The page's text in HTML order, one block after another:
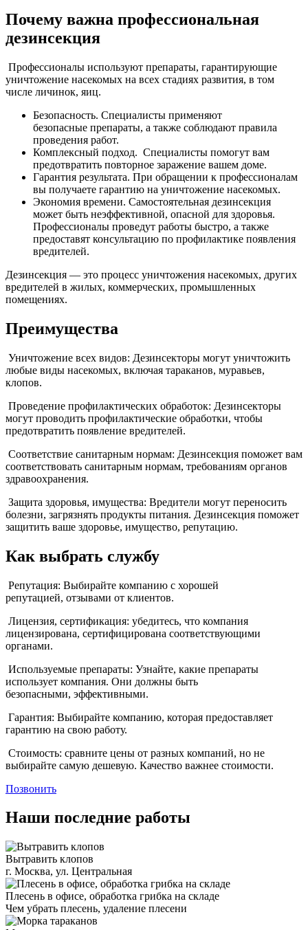
Почему важна профессиональная
дезинсекция
Профессионалы используют препараты, гарантирующие
уничтожение насекомых на всех стадиях развития, в том
числе личинок, яиц.
Безопасность. Специалисты применяют
безопасные препараты, а также соблюдают правила
проведения работ.
Комплексный подход. Специалисты помогут вам
предотвратить повторное заражение вашем доме.
Гарантия результата. При обращении к профессионалам
вы получаете гарантию на уничтожение насекомых.
Экономия времени. Самостоятельная дезинсекция
может быть неэффективной, опасной для здоровья.
Профессионалы проведут работы быстро, а также
предоставят консультацию по профилактике появления
вредителей.
Дезинсекция — это процесс уничтожения насекомых, других
вредителей в жилых, коммерческих, промышленных
помещениях.
Преимущества
Уничтожение всех видов: Дезинсекторы могут уничтожить
любые виды насекомых, включая тараканов, муравьев,
клопов.
Проведение профилактических обработок: Дезинсекторы
могут проводить профилактические обработки, чтобы
предотвратить появление вредителей.
Соответствие санитарным нормам: Дезинсекция поможет вам
соответствовать санитарным нормам, требованиям органов
здравоохранения.
Защита здоровья, имущества: Вредители могут переносить
болезни, загрязнять продукты питания. Дезинсекция поможет
защитить ваше здоровье, имущество, репутацию.
Как выбрать службу
Репутация: Выбирайте компанию с хорошей
репутацией, отзывами от клиентов.
Лицензия, сертификация: убедитесь, что компания
лицензирована, сертифицирована соответствующими
органами.
Используемые препараты: Узнайте, какие препараты
использует компания. Они должны быть
безопасными, эффективными.
Гарантия: Выбирайте компанию, которая предоставляет
гарантию на свою работу.
Стоимость: сравните цены от разных компаний, но не
выбирайте самую дешевую. Качество важнее стоимости.
Позвонить
Наши последние работы
Вытравить клопов
г. Москва, ул. Центральная
Плесень в офисе, обработка грибка на складе
Чем убрать плесень, удаление плесени